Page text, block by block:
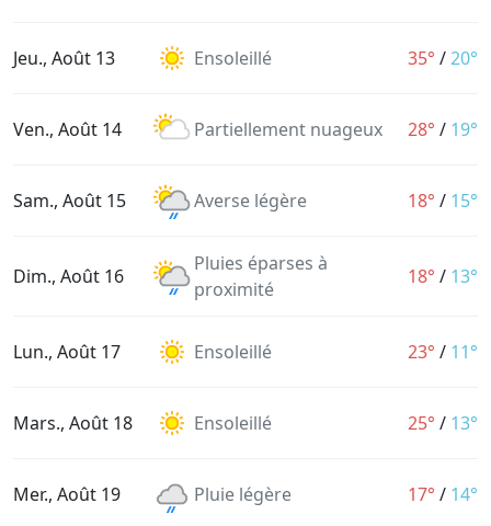
Jeu., Août 13 Ensoleillé 35° /20°
Ven., Août 14 Partiellement nuageux 28° / 19°
Sam., Août 15 Averse légère 18° / 15°
Dim., Août 16
Pluies éparses à
proximité
18° / 13°
Lun., Août 17 Ensoleillé 23° / 11°
Mars., Août 18 Ensoleillé 25° / 13°
Mer., Août 19 Pluie légère 17° / 14°